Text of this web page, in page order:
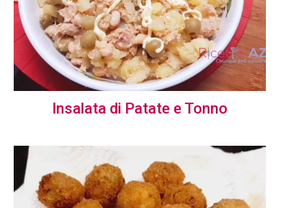
Insalata di Patate e Tonno